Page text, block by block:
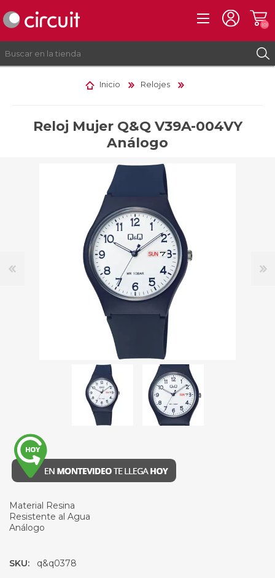
INICIAR SESIÓN
(0)
Inicio Relojes
Reloj Mujer Q&Q V39A-004VY
Análogo
Material Resina
Resistente al Agua
Análogo
SKU: q&q0378